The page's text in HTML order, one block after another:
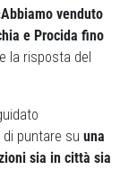
Abbiamo venduto
e Procida fino
la risposta del
di puntare su una
sia in città sia